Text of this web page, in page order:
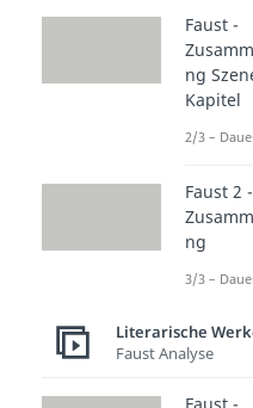
die
Park
Villa.
doch
Die
zum
den
Faust -
ng
Kapitel
2/3 –
Faust 2 -
ng
3/3 –
Literarische
Faust Analyse